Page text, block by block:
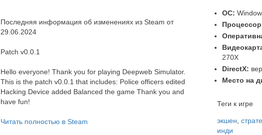
Последняя информация об изменениях из Steam от
29.06.2024
Patch v0.0.1
Hello everyone! Thank you for playing Deepweb Simulator.
This is the patch v0.0.1 that includes: Police officers edited
Hacking Device added Balanced the game Thank you and
have fun!
Читать полностью в Steam
ОС:
270X
DirectX:
Место на
Теги к игре
экшен
инди